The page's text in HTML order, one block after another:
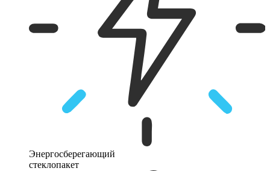
Энергосберегающий
стеклопакет